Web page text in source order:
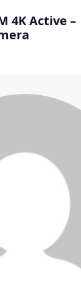
4K Active –